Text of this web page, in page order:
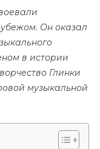
Он оказал
в истории
Глинки
музыкальной